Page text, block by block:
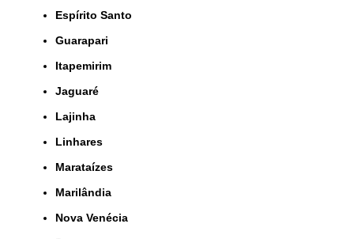
Espírito Santo
Guarapari
Itapemirim
Jaguaré
Lajinha
Linhares
Marataízes
Marilândia
Nova Venécia